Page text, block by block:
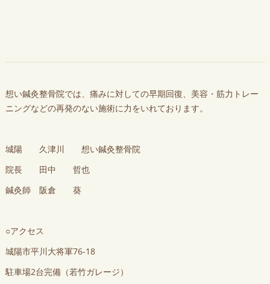
想い鍼灸整骨院では、痛みに対しての早期回復、美容・筋力トレー
ニングなどの再発のない施術に力をいれております。
城陽 久津川 想い鍼灸整骨院
院長 田中 哲也
鍼灸師 阪倉 葵
○アクセス
城陽市平川大将軍76-18
駐車場2台完備（若竹ガレージ）